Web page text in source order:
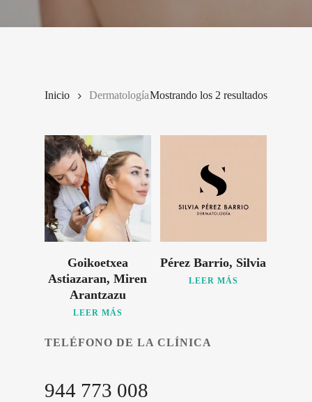
Mostrando los 2 resultados
Inicio Dermatología
Goikoetxea
Astiazaran, Miren
Arantzazu
LEER MÁS
Pérez Barrio, Silvia
LEER MÁS
TELÉFONO DE LA CLÍNICA
944 773 008